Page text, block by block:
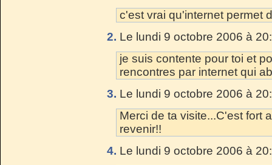
c'est vrai qu'internet permet
2. Le lundi 9 octobre 2006 à
je suis contente pour toi et
rencontres par internet qui
3. Le lundi 9 octobre 2006 à
Merci de ta visite...C'est fort
revenir!!
4. Le lundi 9 octobre 2006 à